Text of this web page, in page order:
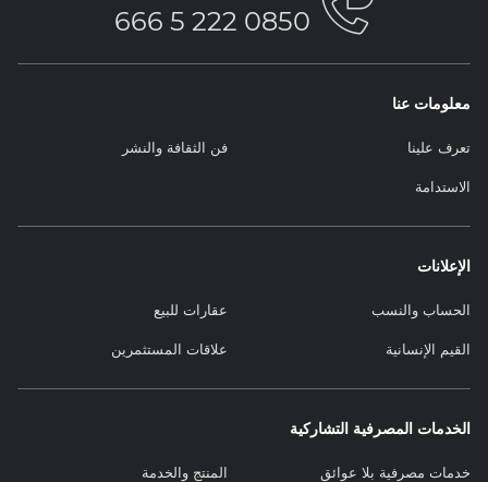
0850 222 5 666
معلومات عنا
تعرف علينا فن الثقافة والنشر
الاستدامة
الإعلانات
الحساب والنسب عقارات للبيع
القيم الإنسانية علاقات المستثمرين
الخدمات المصرفية التشاركية
خدمات مصرفية بلا عوائق المنتج والخدمة